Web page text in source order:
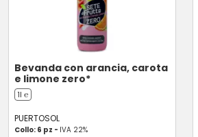
Bevanda con arancia, carota
e limone zero*
1l ℮
PUERTOSOL
Collo: 6 pz - IVA 22%